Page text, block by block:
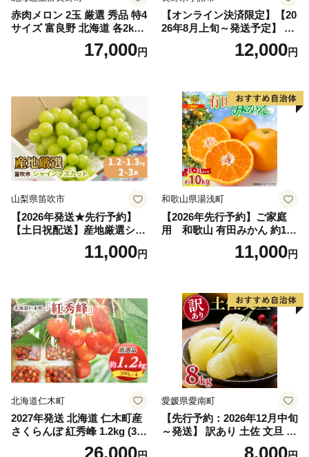
赤肉メロン 2玉 厳選 秀品 特4
サイズ 富良野 北海道 各2kg
～2.6kg 2玉 セット ファーム
富良野 メロン めろん 果物 く
17,000円
【オンライン決済限定】【20
26年8月上旬～発送予定】 先
行予約 「浅間水蜜桃プレミ
アム」 もも あかつき 秀品 約
果肉 長野県産 小諸市
12,000円
山梨県笛吹市
【2026年発送★先行予約】
【土日祝配送】産地厳選シャ
インマスカット1.2kg～1.3kg
（2房～3房）※沖縄・離島配
笛吹市 山梨県 フルーツ 果物
ぶどう 葡萄 大粒 シャインマ
スカット おすすめ シャイン
マスカット 贈答 ギフト 産地
笛吹市 シャインマスカット
笛吹 葡萄 国産 ぶどう 人気
国産 1.2kg 先行｜
11,000円
和歌山県湯浅町
【2026年先行予約】ご家庭
用 和歌山 有田みかん 約10k
g (2L、3Lサイズ)【湯浅町】
11,000円
北海道仁木町
2027年発送 北海道 仁木町産
さくらんぼ 紅秀峰 1.2kg (300
g×4パック) Lサイズ以上 旬
愛媛県愛南町
【先行予約：2026年12月中旬
～発送】 訳あり 土佐 文旦 8k
g (Mサイズ以上サイズミック